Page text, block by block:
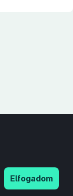
Elfogadom